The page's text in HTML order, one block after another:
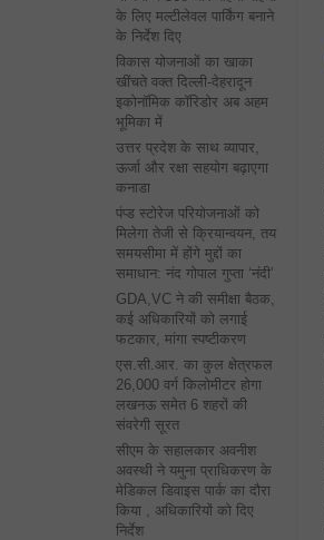
के लिए मल्टीलेवल पार्किंग बनाने
के निर्देश दिए
विकास योजनाओं का खाका
खींचते वक्त दिल्ली-देहरादून
इकोनॉमिक कॉरिडोर अब अहम
भूमिका में
उत्तर प्रदेश के साथ व्यापार,
ऊर्जा और रक्षा सहयोग बढ़ाएगा
कनाडा
पंप्ड स्टोरेज परियोजनाओं को
मिलेगा तेजी से क्रियान्वयन, तय
समयसीमा में होंगे मुद्दों का
समाधान: नंद गोपाल गुप्ता ‘नंदी’
GDA,VC ने की समीक्षा बैठक,
कई अधिकारियों को लगाई
फटकार, मांगा स्पष्टीकरण
एस.सी.आर. का कुल क्षेत्रफल
26,000 वर्ग किलोमीटर होगा
लखनऊ समेत 6 शहरों की
संवरेगी सूरत
सीएम के सहालकार अवनीश
अवस्थी ने यमुना प्राधिकरण के
मेडिकल डिवाइस पार्क का दौरा
किया , अधिकारियों को दिए
निर्देश